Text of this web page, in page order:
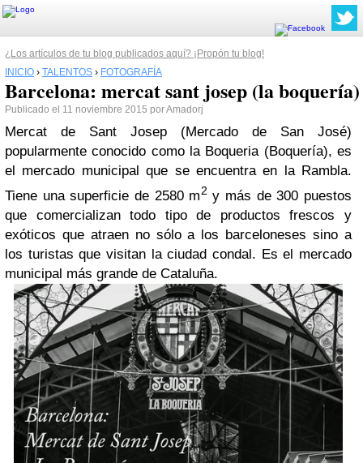
¿Los artículos de tu blog publicados aquí? ¡Propón tu blog!
INICIO › TALENTOS › FOTOGRAFÍA
Barcelona: mercat sant josep (la boquería)
Publicado el 11 noviembre 2015 por Amadorj
Mercat de Sant Josep (Mercado de San José)
popularmente conocido como la Boqueria (Boquería), es
el mercado municipal que se encuentra en la Rambla.
Tiene una superficie de 2580 m2 y más de 300 puestos
que comercializan todo tipo de productos frescos y
exóticos que atraen no sólo a los barceloneses sino a
los turistas que visitan la ciudad condal. Es el mercado
municipal más grande de Cataluña.